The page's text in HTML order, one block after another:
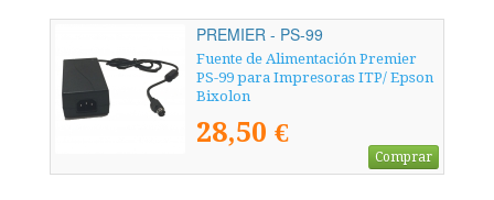
PREMIER - PS-99
Fuente de Alimentación Premier
PS-99 para Impresoras ITP/ Epson
Bixolon
28,50 €
Comprar